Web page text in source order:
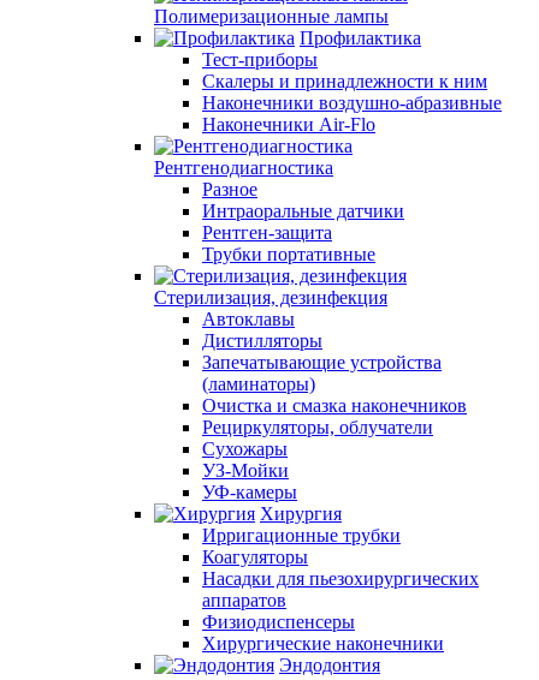
Полимеризационные лампы
Профилактика
Тест-приборы
Скалеры и принадлежности к ним
Наконечники воздушно-абразивные
Наконечники Air-Flo
Рентгенодиагностика
Разное
Интраоральные датчики
Рентген-защита
Трубки портативные
Стерилизация, дезинфекция
Автоклавы
Дистилляторы
Запечатывающие устройства
(ламинаторы)
Очистка и смазка наконечников
Рециркуляторы, облучатели
Сухожары
УЗ-Мойки
УФ-камеры
Хирургия
Ирригационные трубки
Коагуляторы
Насадки для пьезохирургических
аппаратов
Физиодиспенсеры
Хирургические наконечники
Эндодонтия